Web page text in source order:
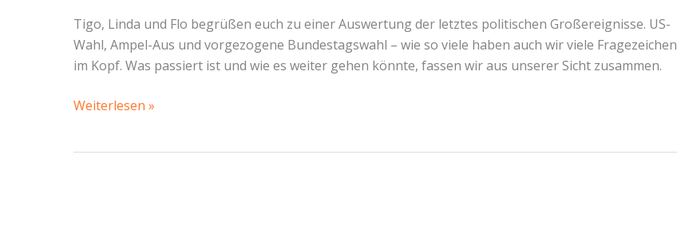
Tigo, Linda und Flo begrüßen euch zu einer Auswertung der letztes politischen Großereignisse. US-
Wahl, Ampel-Aus und vorgezogene Bundestagswahl – wie so viele haben auch wir viele Fragezeichen
im Kopf. Was passiert ist und wie es weiter gehen könnte, fassen wir aus unserer Sicht zusammen.
Unsere
Weiterlesen »